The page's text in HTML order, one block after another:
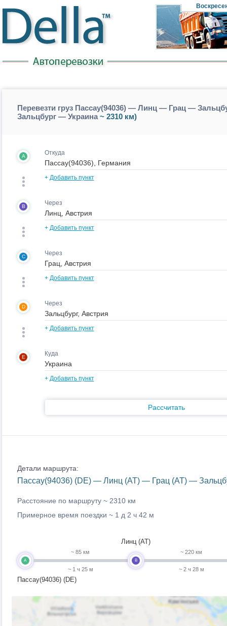
Перевезти груз Пассау(94036) — Линц — Грац —
Зальцбург — Украина~ 2310 км)
A Откуда
+ Добавить пункт
B Через
+ Добавить пункт
C Через
+ Добавить пункт
D Через
+ Добавить пункт
E Куда
+ Добавить пункт
Рассчитать
Детали маршрута:
Пассау(94036) (DE) — Линц (AT) — Грац (AT) —
Расстояние по маршруту ~ 2310 км
Примерное время поездки ~ 1 д 2 ч 42 м
A
Пассау(94036) (DE)
~ 85 км
~ 1 ч 25 м
B
Линц (AT)
~ 220 км
~ 2 ч 28 м